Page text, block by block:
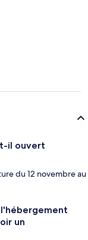
il ouvert
du 12 novembre au
l'hébergement
un